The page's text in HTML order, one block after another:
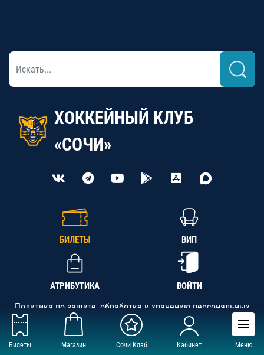
Билеты Магазин Сочи Клаб Кабинет Меню
ХОККЕЙНЫЙ КЛУБ
«СОЧИ»
БИЛЕТЫ ВИП
АТРИБУТИКА ВОЙТИ
Политика по защите, обработке и хранению персональных
данных
АНО «СК «Кубань-Регион», ОГРН 1142300002349,